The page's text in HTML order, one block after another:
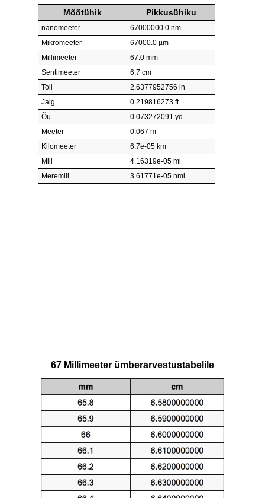
Mõõtühik Pikkusühiku
nanomeeter
67000000.0 nm
Mikromeeter
67000.0 µm
Millimeeter
67.0 mm
Sentimeeter
6.7 cm
Toll
2.6377952756 in
Jalg
0.219816273 ft
Õu
0.073272091 yd
Meeter
0.067 m
Kilomeeter
6.7e-05 km
Miil
4.16319e-05 mi
Meremiil
3.61771e-05 nmi
67 Millimeeter ümberarvestustabelile